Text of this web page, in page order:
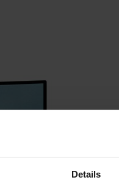
Details